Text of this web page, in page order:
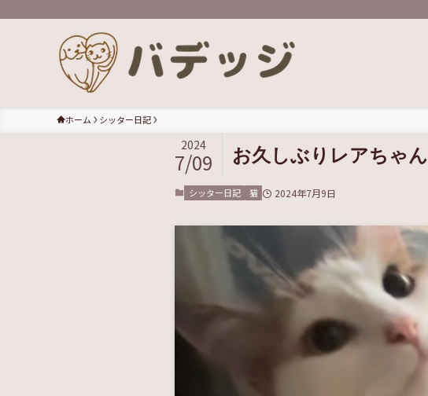
ホーム シッター日記
お久しぶりレアちゃん
2024
7/09
シッター日記 猫 2024年7月9日